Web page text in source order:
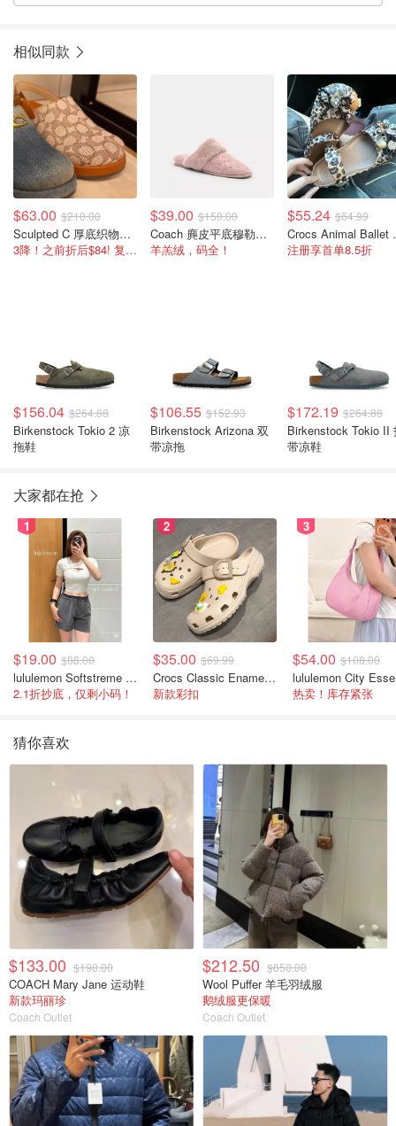
相似同款
$63.00 $210.00
Sculpted C 厚底织物凉拖
3降！之前折后$84! 复古且时尚
$39.00 $150.00
Coach 麂皮平底穆勒鞋 羊羔毛
羊羔绒，码全！
$55.24 $64.99
注册享首单8.5折
$156.04 $264.88
Birkenstock Tokio 2 凉
拖鞋
$106.55 $152.93
Birkenstock Arizona 双
带凉拖
$172.19 $264.88
Birkenstock Tokio II
带凉鞋
大家都在抢
1
$19.00 $88.00
lululemon Softstreme 女士高腰短裤 10cm
2.1折抄底，仅剩小码！
2
$35.00 $69.99
Crocs Classic Enamel Buckle 卡骆驰布扣便鞋
新款彩扣
3
$54.00 $108.00
热卖！库存紧张
猜你喜欢
$133.00 $190.00
COACH Mary Jane 运动鞋
新款玛丽珍
Coach Outlet
$212.50 $850.00
Wool Puffer 羊毛羽绒服
鹅绒服更保暖
Coach Outlet